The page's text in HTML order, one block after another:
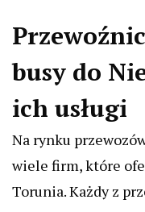
busy do
ich usługi
Na rynku
wiele firm, które
Torunia. Każdy z